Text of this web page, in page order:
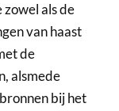
als de
van haast
de
alsmede
bij het